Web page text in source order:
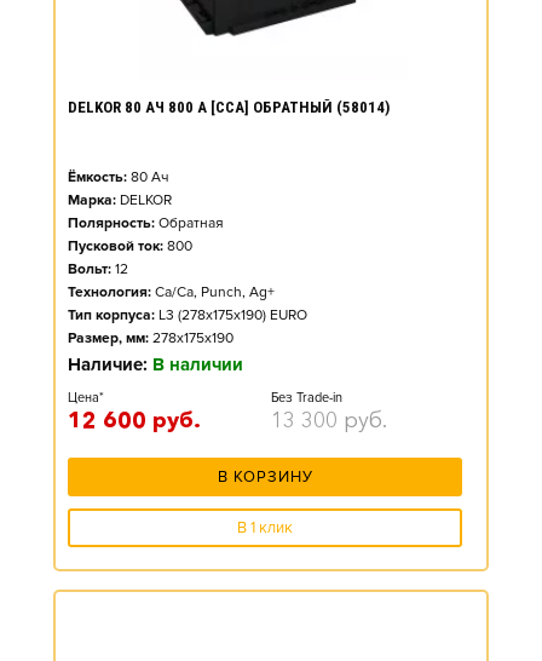
DELKOR 80 АЧ 800 А [CCA] ОБРАТНЫЙ (58014)
Ёмкость: 80 Ач
Марка: DELKOR
Полярность: Обратная
Пусковой ток: 800
Вольт: 12
Технология: Ca/Ca, Punch, Ag+
Тип корпуса: L3 (278x175x190) EURO
Размер, мм: 278x175x190
Наличие: В наличии
Цена*
12 600 руб.
Без Trade-in
13 300 руб.
В КОРЗИНУ
В 1 клик